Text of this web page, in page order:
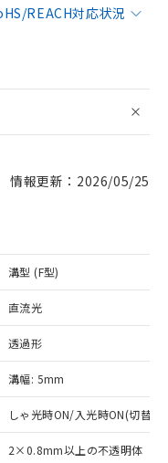
REACH対応状況
情報更新：2026/05/25
溝型 (F型)
直流光
透過形
溝幅: 5mm
しゃ光時ON/入光時ON(切替可)
2×0.8mm以上の不透明体